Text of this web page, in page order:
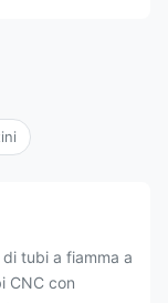
tubi a fiamma a
CNC con